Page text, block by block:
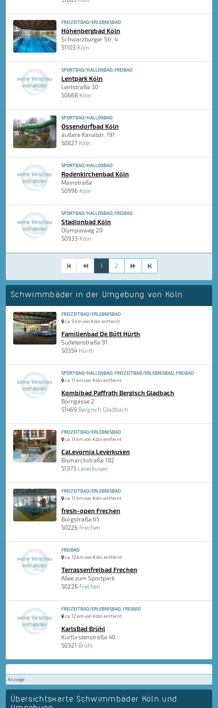
FREIZEITBAD/ERLEBNISBAD
Höhenbergbad Köln
Schwarzburger Str. 4
51103 Köln
SPORTBAD/HALLENBAD, FREIBAD
Lentpark Köln
Lentstraße 30
50668 Köln
SPORTBAD/HALLENBAD
Ossendorfbad Köln
äußere Kanalstr. 191
50827 Köln
SPORTBAD/HALLENBAD
Rodenkirchenbad Köln
Mainstraße
50996 Köln
SPORTBAD/HALLENBAD, FREIBAD
Stadionbad Köln
Olympiaweg 20
50933 Köln
1 2
Schwimmbäder in der Umgebung von Köln
FREIZEITBAD/ERLEBNISBAD
ca. 9 km von Köln entfernt
Familienbad De Bütt Hürth
Sudetenstraße 91
50354 Hürth
SPORTBAD/HALLENBAD, FREIZEITBAD/ERLEBNISBAD, FREIBAD
ca. 11 km von Köln entfernt
Kombibad Paffrath Bergisch Gladbach
Borngasse 2
51469 Bergisch Gladbach
FREIZEITBAD/ERLEBNISBAD
ca. 11 km von Köln entfernt
CaLevornia Leverkusen
Bismarckstraße 182
51373 Leverkusen
FREIZEITBAD/ERLEBNISBAD
ca. 11 km von Köln entfernt
fresh-open Frechen
Burgstraße 65
50226 Frechen
FREIBAD
ca. 12 km von Köln entfernt
Terrassenfreibad Frechen
Allee zum Sportpark
50226 Frechen
FREIZEITBAD/ERLEBNISBAD, FREIBAD
ca. 12 km von Köln entfernt
KarlsBad Brühl
Kurfürstenstraße 40
50321 Brühl
Anzeige
Übersichtskarte Schwimmbäder Köln und